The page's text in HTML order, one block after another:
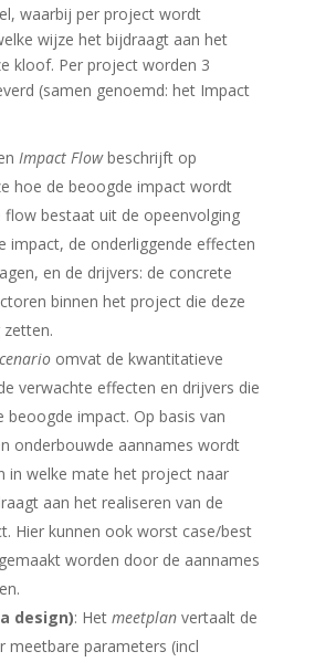
waarbij per project wordt
wijze het bijdraagt aan het
kloof. Per project worden 3
(samen genoemd: het Impact
Impact Flowbeschrijft op
hoe de beoogde impact wordt
flow bestaat uit de opeenvolging
impact, de onderliggende effecten
en de drijvers: de concrete
binnen het project die deze
omvat de kwantitatieve
verwachte effecten en drijvers die
beoogde impact. Op basis van
onderbouwde aannames wordt
in welke mate het project naar
aan het realiseren van de
Hier kunnen ook worst case/best
worden door de aannames
design): Het meetplanvertaalt de
meetbare parameters (incl